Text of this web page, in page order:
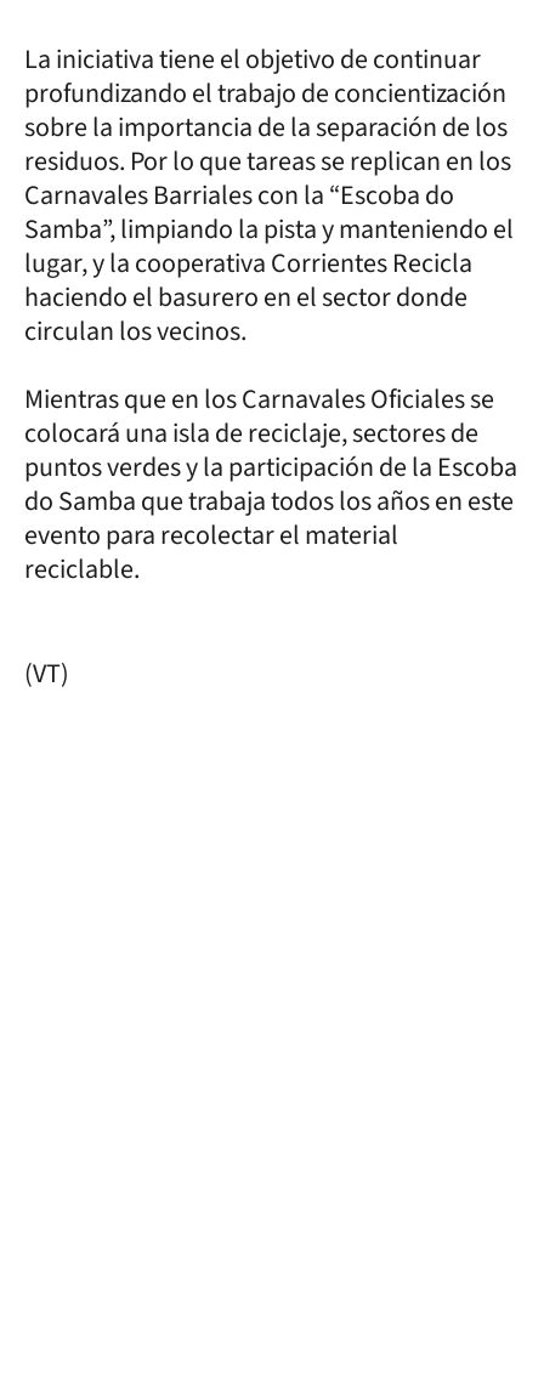
La iniciativa tiene el objetivo de continuar
profundizando el trabajo de concientización
sobre la importancia de la separación de los
residuos. Por lo que tareas se replican en los
Carnavales Barriales con la “Escoba do
Samba”, limpiando la pista y manteniendo el
lugar, y la cooperativa Corrientes Recicla
haciendo el basurero en el sector donde
circulan los vecinos.
Mientras que en los Carnavales Oficiales se
colocará una isla de reciclaje, sectores de
puntos verdes y la participación de la Escoba
do Samba que trabaja todos los años en este
evento para recolectar el material
reciclable.
(VT)